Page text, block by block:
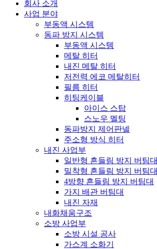
회사 소개
사업 분야
부동액 시스템
동파 방지 시스템
부동액 시스템
메탈 히터
내진 메탈 히터
저전력 에코 메탈히터
필름 히터
히팅케이블
아이스 스탑
스노우 멜팅
동파방지 제어판넬
주소형 방식 히터
내진 사업부
일반형 흔들림 방지 버팀대
밀착형 흔들림 방지 버팀대
4방향 흔들림 방지 버팀대
가지 배관 버팀대
내진 자재
내화채움구조
소방 사업부
소방 시설 공사
가스계 소화기